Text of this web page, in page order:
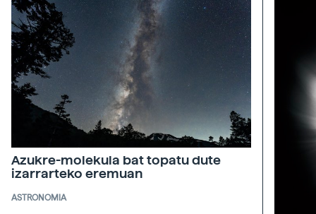
Azukre-molekula bat topatu dute
izarrarteko eremuan
ASTRONOMIA